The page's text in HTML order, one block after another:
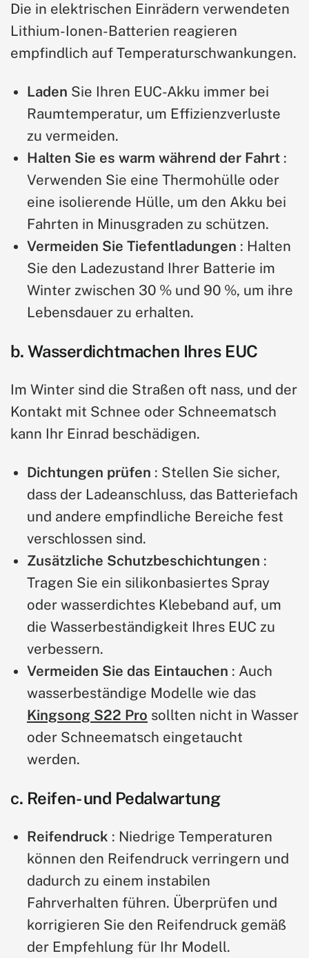
Die in elektrischen Einrädern verwendeten
Lithium-Ionen-Batterien reagieren
empfindlich auf Temperaturschwankungen.
Laden Sie Ihren EUC-Akku immer bei
Raumtemperatur, um Effizienzverluste
zu vermeiden.
Halten Sie es warm während der Fahrt :
Verwenden Sie eine Thermohülle oder
eine isolierende Hülle, um den Akku bei
Fahrten in Minusgraden zu schützen.
Vermeiden Sie Tiefentladungen : Halten
Sie den Ladezustand Ihrer Batterie im
Winter zwischen 30 % und 90 %, um ihre
Lebensdauer zu erhalten.
b. Wasserdichtmachen Ihres EUC
Im Winter sind die Straßen oft nass, und der
Kontakt mit Schnee oder Schneematsch
kann Ihr Einrad beschädigen.
Dichtungen prüfen : Stellen Sie sicher,
dass der Ladeanschluss, das Batteriefach
und andere empfindliche Bereiche fest
verschlossen sind.
Zusätzliche Schutzbeschichtungen :
Tragen Sie ein silikonbasiertes Spray
oder wasserdichtes Klebeband auf, um
die Wasserbeständigkeit Ihres EUC zu
verbessern.
Vermeiden Sie das Eintauchen : Auch
wasserbeständige Modelle wie das
Kingsong S22 Pro sollten nicht in Wasser
oder Schneematsch eingetaucht
werden.
c. Reifen- und Pedalwartung
Reifendruck : Niedrige Temperaturen
können den Reifendruck verringern und
dadurch zu einem instabilen
Fahrverhalten führen. Überprüfen und
korrigieren Sie den Reifendruck gemäß
der Empfehlung für Ihr Modell.